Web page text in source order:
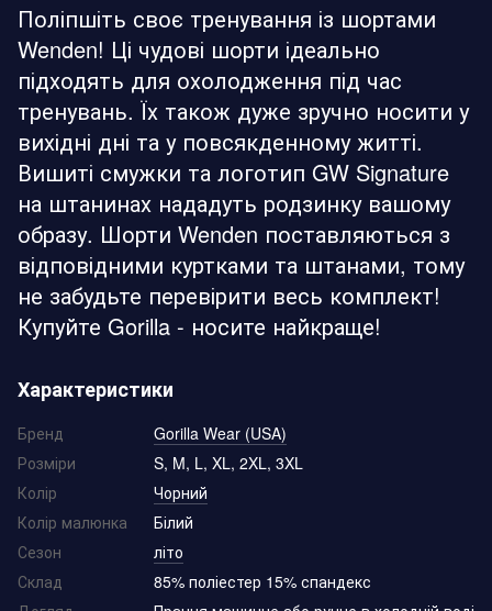
Поліпшіть своє тренування із шортами
Wenden! Ці чудові шорти ідеально
підходять для охолодження під час
тренувань. Їх також дуже зручно носити у
вихідні дні та у повсякденному житті.
Вишиті смужки та логотип GW Signature
на штанинах нададуть родзинку вашому
образу. Шорти Wenden поставляються з
відповідними куртками та штанами, тому
не забудьте перевірити весь комплект!
Купуйте Gorilla - носите найкраще!
Характеристики
Бренд
Gorilla Wear (USA)
Розміри
S, M, L, XL, 2XL, 3XL
Колір
Чорний
Колір малюнка
Білий
Сезон
літо
Склад
85% поліестер 15% спандекс